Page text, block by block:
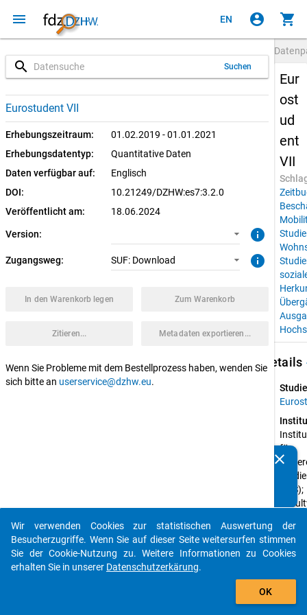
menu EN account_circle shopping_cart
search Suchen
Eurostudent VII
Erhebungszeitraum:
01.02.2019 - 01.01.2021
Erhebungsdatentyp:
Quantitative Daten
Daten verfügbar auf:
Englisch
DOI:
10.21249/DZHW:es7:3.2.0
Veröffentlicht am:
18.06.2024
Version:
3.2.0 (aktuell)
3.2.0
info
Zugangsweg: SUF: Download
SUF: Download
info
In den Warenkorb legen Zum Warenkorb
Zitieren... Metadaten exportieren...
Wenn Sie Probleme mit dem Bestellprozess haben, wenden Sie
sich bitte an userservice@dzhw.eu.
Eur
ost
ud
ent
VII
Details
für
(IHS);
the
of
clear
auto_stories
add_shopping_cart
Wir verwenden Cookies zur statistischen Auswertung der
Besucherzugriffe. Wenn Sie auf dieser Seite weitersurfen stimmen
Sie der Cookie-Nutzung zu. Weitere Informationen zu Cookies
erhalten Sie in unserer Datenschutzerkärung.
OK